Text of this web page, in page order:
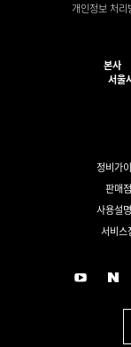
개인정보 처리
본사
서울
정비가
판매점
사용설
서비스